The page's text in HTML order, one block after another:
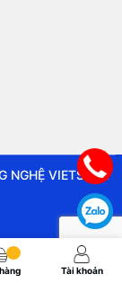
NGHỆ VIETSTAR
Tài khoản